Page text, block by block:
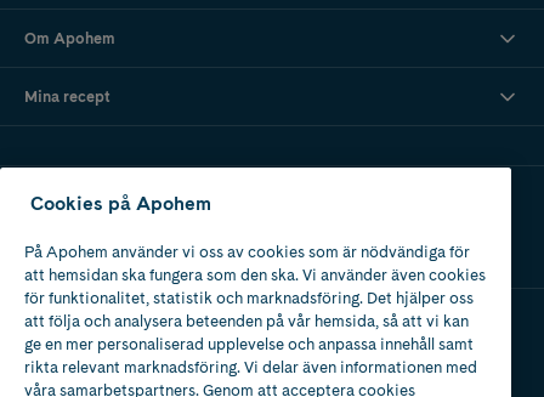
Om Apohem
Mina recept
Ladda ner vår app
Apotek med tillstånd
av Läkemedelsverket
Cookies på Apohem
På Apohem använder vi oss av cookies som är nödvändiga för
att hemsidan ska fungera som den ska. Vi använder även cookies
för funktionalitet, statistik och marknadsföring. Det hjälper oss
att följa och analysera beteenden på vår hemsida, så att vi kan
ge en mer personaliserad upplevelse och anpassa innehåll samt
rikta relevant marknadsföring. Vi delar även informationen med
våra samarbetspartners. Genom att acceptera cookies